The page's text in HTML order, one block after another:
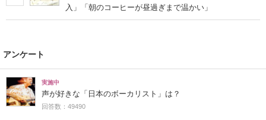
入」「朝のコーヒーが昼過ぎまで温かい」
アンケート
実施中
声が好きな「日本のボーカリスト」は？
回答数：49490